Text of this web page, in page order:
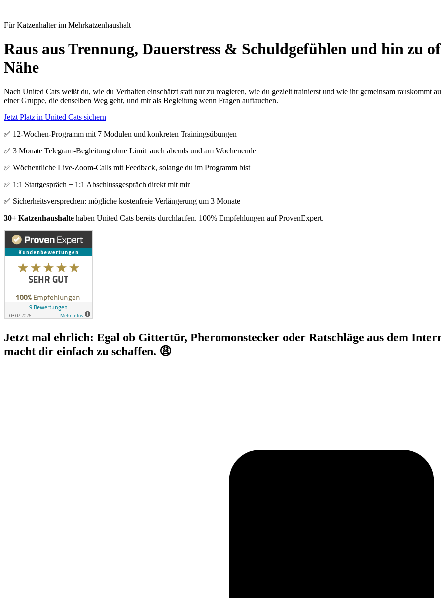
Für Katzenhalter im Mehrkatzenhaushalt
Raus aus Trennung, Dauerstress & Schuldgefühlen und hin zu
Nähe
Nach United Cats weißt du, wie du Verhalten einschätzt statt nur zu reagieren, wie du gezielt trainierst und wie ihr gemeinsam rauskommt
einer Gruppe, die denselben Weg geht, und mir als Begleitung wenn Fragen auftauchen.
Jetzt Platz in United Cats sichern
✅ 12-Wochen-Programm mit 7 Modulen und konkreten Trainingsübungen
✅ 3 Monate Telegram-Begleitung ohne Limit, auch abends und am Wochenende
✅ Wöchentliche Live-Zoom-Calls mit Feedback, solange du im Programm bist
✅ 1:1 Startgespräch + 1:1 Abschlussgespräch direkt mit mir
✅ Sicherheitsversprechen: mögliche kostenfreie Verlängerung um 3 Monate
30+ Katzenhaushalte haben United Cats bereits durchlaufen. 100% Empfehlungen auf ProvenExpert.
Jetzt mal ehrlich: Egal ob Gittertür, Pheromonstecker oder Ratschläge aus dem
macht dir einfach zu schaffen. 😩